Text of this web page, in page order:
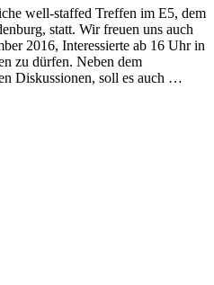
well-staffed Treffen im E5, dem
statt. Wir freuen uns auch
2016, Interessierte ab 16 Uhr in
zu dürfen. Neben dem
Diskussionen, soll es auch …